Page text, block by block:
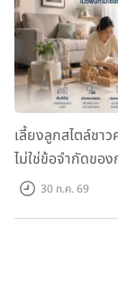
เลี้ยงลูกสไตล์ชา
ไม่ใช่ข้อจำกัดของ
30 ก.ค. 69